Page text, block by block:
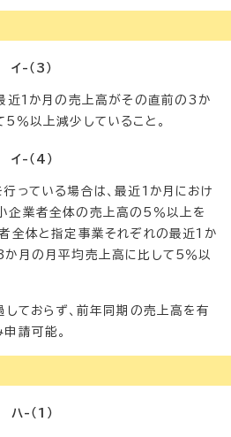
-（3）
近1か月の売上高がその直前の3か
％以上減少していること。
-（4）
っている場合は、最近1か月におけ
企業者全体の売上高の5％以上を
全体と指定事業それぞれの最近1か
月の月平均売上高に比して5％以
ておらず、前年同期の売上高を有
請可能。
-（1）